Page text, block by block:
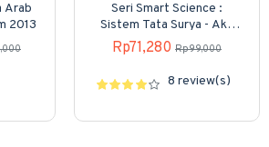
Arab
2013
Seri Smart Science :
Sistem Tata Surya - Aku
Ingin Menjadi Penjelajah
Luar Angkasa
Rp71,280 Rp99,000
8 review(s)